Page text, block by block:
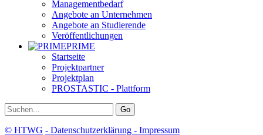
Managementbedarf
Angebote an Unternehmen
Angebote an Studierende
Veröffentlichungen
PRIME
Startseite
Projektpartner
Projektplan
PROSTASTIC - Plattform
Go
© HTWG - Datenschutzerklärung - Impressum